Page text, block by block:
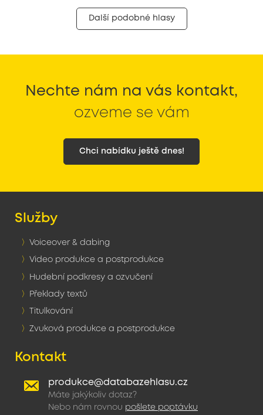
Další podobné hlasy
Nechte nám na vás kontakt,
ozveme se vám
Chci nabídku ještě dnes!
Služby
Voiceover & dabing
Video produkce a postprodukce
Hudební podkresy a ozvučení
Překlady textů
Titulkování
Zvuková produkce a postprodukce
Kontakt
produkce@databazehlasu.cz
Máte jakýkoliv dotaz?
Nebo nám rovnou pošlete poptávku